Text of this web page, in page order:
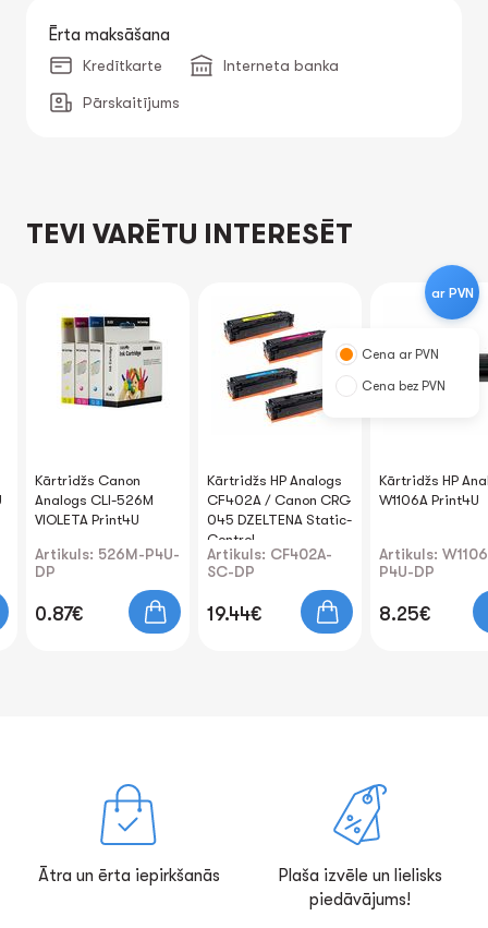
Ērta maksāšana
Kredītkarte Interneta banka
Pārskaitījums
TEVI VARĒTU INTERESĒT
Kārtridžs Canon
Analogs CLI-526M
VIOLETA Print4U
Artikuls: 526M-P4U-
DP
0.87€
Kārtridžs HP Analogs
CF402A / Canon CRG
045 DZELTENA Static-
Control
Artikuls: CF402A-
SC-DP
19.44€
Kārtridžs HP
W1106A Print4U
Artikuls:
P4U-DP
8.25€
ar PVN
Cena ar PVN
Cena bez PVN
Ātra un ērta iepirkšanās
Plaša izvēle un lielisks
piedāvājums!